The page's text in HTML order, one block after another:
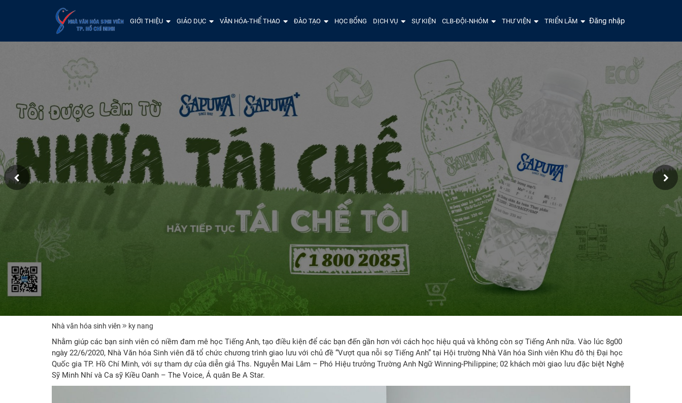
GIỚI THIỆU GIÁO DỤC VĂN HÓA-THỂ THAO ĐÀO TẠO HỌC BỔNG DỊCH VỤ SỰ KIỆN CLB-ĐỘI-NHÓM THƯ VIỆN TRIỂN LÃM Đăng nhập
Nhà văn hóa sinh viên ky nang
Nhằm giúp các bạn sinh viên có niềm đam mê học Tiếng Anh, tạo điều kiện để các bạn đến gần hơn với cách học hiệu quả và không còn sợ Tiếng Anh nữa. Vào lúc 8g00
ngày 22/6/2020, Nhà Văn hóa Sinh viên đã tổ chức chương trình giao lưu với chủ đề “Vượt qua nỗi sợ Tiếng Anh” tại Hội trường Nhà Văn hóa Sinh viên Khu đô thị Đại học
Quốc gia TP. Hồ Chí Minh, với sự tham dự của diễn giả Ths. Nguyễn Mai Lâm – Phó Hiệu trưởng Trường Anh Ngữ Winning-Philippine; 02 khách mời giao lưu đặc biệt Nghệ
Sỹ Minh Nhí và Ca sỹ Kiều Oanh – The Voice, Á quân Be A Star.